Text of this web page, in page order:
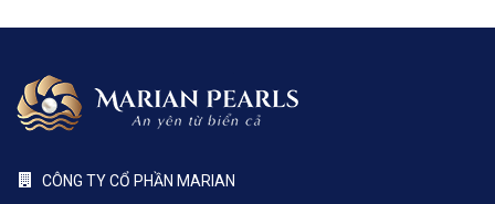
CÔNG TY CỔ PHẦN MARIAN